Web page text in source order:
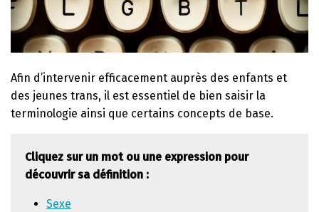
Afin d’intervenir efficacement auprès des enfants et
des jeunes trans, il est essentiel de bien saisir la
terminologie ainsi que certains concepts de base.
Cliquez sur un mot ou une expression pour
découvrir sa définition :
Sexe